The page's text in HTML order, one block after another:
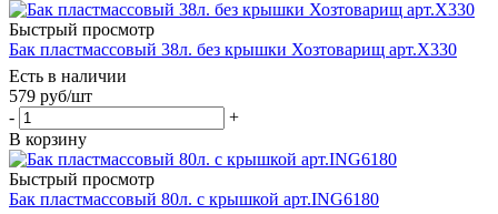
Быстрый просмотр
Бак пластмассовый 38л. без крышки Хозтоварищ арт.Х330
Есть в наличии
579 руб/шт
-
+
В корзину
Быстрый просмотр
Бак пластмассовый 80л. с крышкой арт.ING6180